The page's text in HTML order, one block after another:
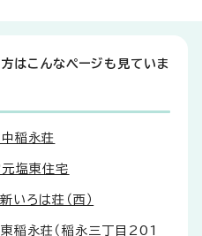
はこんなページも見ていま
稲永荘
塩東住宅
いろは荘（西）
稲永荘（稲永三丁目201